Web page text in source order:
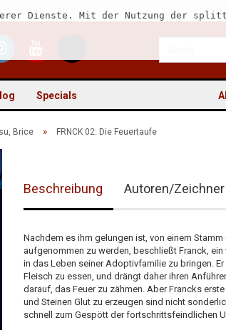
Dienste. Mit der Nutzung der
Specials
Brice » FRNCK 02: Die Feuertaufe
Beschreibung Autoren/Zeichner
Nachdem es ihm gelungen ist, von einem
aufgenommen zu werden, beschließt Franck,
in das Leben seiner Adoptivfamilie zu bringen.
Fleisch zu essen, und drängt daher ihren
darauf, das Feuer zu zähmen. Aber Francks
und Steinen Glut zu erzeugen sind nicht
schnell zum Gespött der fortschrittsfeindlichen